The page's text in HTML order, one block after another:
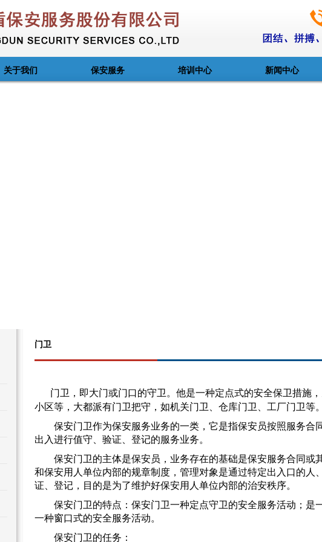
关于我们 保安服务 培训中心 新闻中心
门卫
门卫，即大门或门口的守卫。他是一种定点式的安全保卫措施
小区等，大都派有门卫把守，如机关门卫、仓库门卫、工厂门卫等
保安门卫作为保安服务业务的一类，它是指保安员按照服务合
出入进行值守、验证、登记的服务业务。
保安门卫的主体是保安员，业务存在的基础是保安服务合同或
和保安用人单位内部的规章制度，管理对象是通过特定出入口的人
证、登记，目的是为了维护好保安用人单位内部的治安秩序。
保安门卫的特点：保安门卫一种定点守卫的安全服务活动；是
一种窗口式的安全服务活动。
保安门卫的任务：